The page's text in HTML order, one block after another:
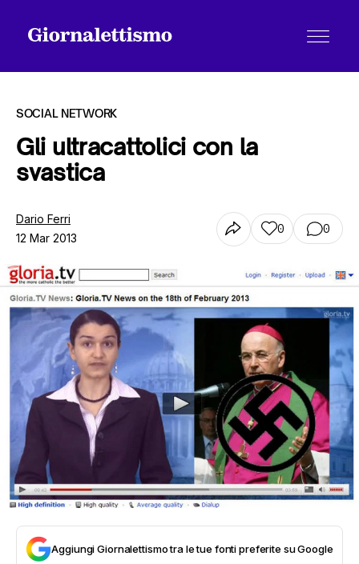
Tutti gli articoli
Chi siamo
Contatti
SOCIAL NETWORK
Gli ultracattolici con la
svastica
Dario Ferri
12 Mar 2013
0 0
Aggiungi Giornalettismo tra le tue fonti preferite su Google